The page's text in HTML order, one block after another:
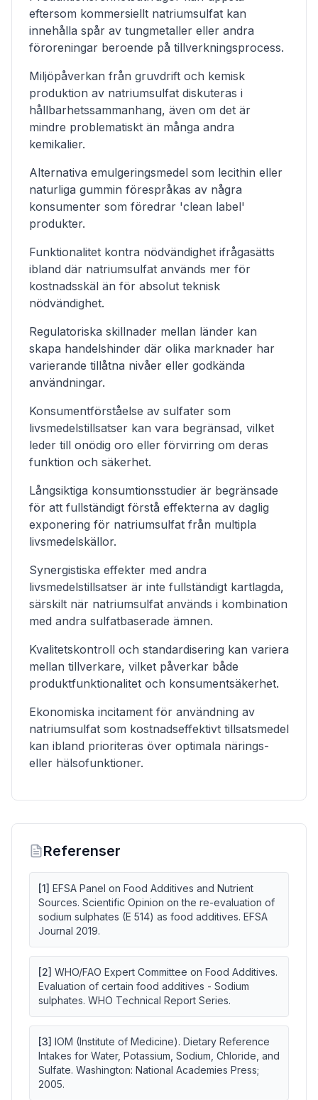
eftersom kommersiellt natriumsulfat kan
innehålla spår av tungmetaller eller andra
föroreningar beroende på tillverkningsprocess.
Miljöpåverkan från gruvdrift och kemisk
produktion av natriumsulfat diskuteras i
hållbarhetssammanhang, även om det är
mindre problematiskt än många andra
kemikalier.
Alternativa emulgeringsmedel som lecithin eller
naturliga gummin förespråkas av några
konsumenter som föredrar 'clean label'
produkter.
Funktionalitet kontra nödvändighet ifrågasätts
ibland där natriumsulfat används mer för
kostnadsskäl än för absolut teknisk
nödvändighet.
Regulatoriska skillnader mellan länder kan
skapa handelshinder där olika marknader har
varierande tillåtna nivåer eller godkända
användningar.
Konsumentförståelse av sulfater som
livsmedelstillsatser kan vara begränsad, vilket
leder till onödig oro eller förvirring om deras
funktion och säkerhet.
Långsiktiga konsumtionsstudier är begränsade
för att fullständigt förstå effekterna av daglig
exponering för natriumsulfat från multipla
livsmedelskällor.
Synergistiska effekter med andra
livsmedelstillsatser är inte fullständigt kartlagda,
särskilt när natriumsulfat används i kombination
med andra sulfatbaserade ämnen.
Kvalitetskontroll och standardisering kan variera
mellan tillverkare, vilket påverkar både
produktfunktionalitet och konsumentsäkerhet.
Ekonomiska incitament för användning av
natriumsulfat som kostnadseffektivt tillsatsmedel
kan ibland prioriteras över optimala närings-
eller hälsofunktioner.
Referenser
[1] EFSA Panel on Food Additives and Nutrient
Sources. Scientific Opinion on the re-evaluation of
sodium sulphates (E 514) as food additives. EFSA
Journal 2019.
[2] WHO/FAO Expert Committee on Food Additives.
Evaluation of certain food additives - Sodium
sulphates. WHO Technical Report Series.
[3] IOM (Institute of Medicine). Dietary Reference
Intakes for Water, Potassium, Sodium, Chloride, and
Sulfate. Washington: National Academies Press;
2005.